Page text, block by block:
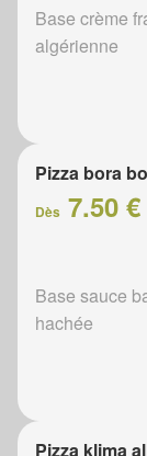
Base crème
algérienne
Pizza bora
Dès 7.50 €
Base sauce
hachée
Pizza klima